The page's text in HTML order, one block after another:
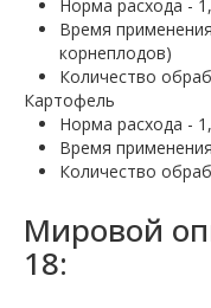
Норма расхода -
Время
корнеплодов)
Количество
Картофель
Норма расхода -
Время
Количество
Мировой
18: